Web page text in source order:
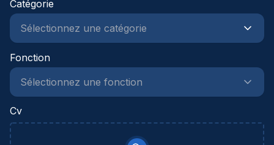
Catégorie
Fonction
Cv